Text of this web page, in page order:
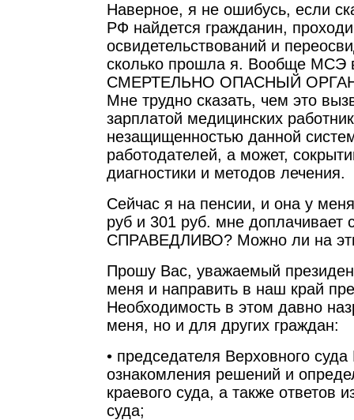
Наверное, я не ошибусь, если
РФ найдется гражданин,
освидетельствований и
сколько прошла я. Вообще
СМЕРТЕЛЬНО ОПАСНЫЙ
Мне трудно сказать, чем это
зарплатой медицинских
незащищенностью данной
работодателей, а может,
диагностики и методов лечения.
Сейчас я на пенсии, и она у
руб и 301 руб. мне доплачивает
СПРАВЕДЛИВО? Можно ли на
Прошу Вас, уважаемый
меня и направить в наш край
Необходимость в этом давно
меня, но и для других граждан:
• председателя Верховного
ознакомления решений и
краевого суда, а также ответов
суда;